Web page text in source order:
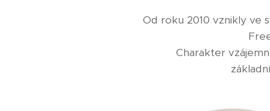
Od roku 2010 vznikly ve
Charakter